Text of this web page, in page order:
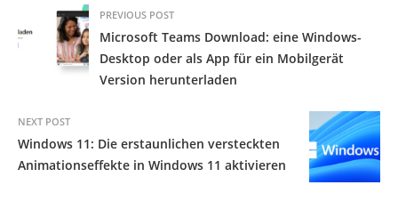
PREVIOUS POST
Microsoft Teams Download: eine Windows-
Desktop oder als App für ein Mobilgerät
Version herunterladen
NEXT POST
Windows 11: Die erstaunlichen versteckten
Animationseffekte in Windows 11 aktivieren